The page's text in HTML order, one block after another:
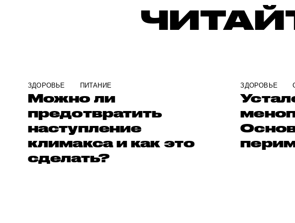
ЗДОРОВЬЕ ПИТАНИЕ
Можно ли
предотвратить
наступление
климакса и как это
сделать?
ЗДОРОВЬЕ